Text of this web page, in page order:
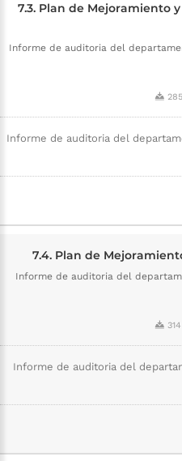
7.3. Plan de Mejoramiento
Informe de auditoria del
Informe de auditoria del
7.4. Plan de
Informe de auditoria del
Informe de auditoria del